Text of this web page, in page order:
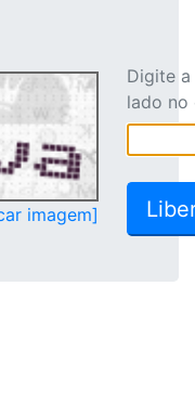
imagem]
Digite
lado no